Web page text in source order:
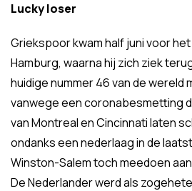
Lucky loser
Griekspoor kwam half juni voor
Hamburg, waarna hij zich ziek
huidige nummer 46 van de wereld
vanwege een coronabesmetting
van Montreal en Cincinnati laten
ondanks een nederlaag in de
Winston-Salem toch meedoen
De Nederlander werd als